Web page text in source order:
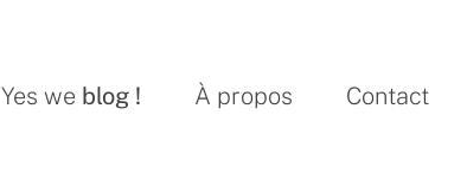
Yes we blog ! À propos Contact